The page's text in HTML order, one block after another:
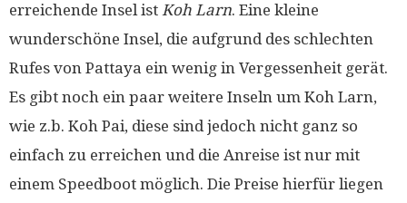
erreichende Insel ist Koh Larn. Eine kleine
wunderschöne Insel, die aufgrund des schlechten
Rufes von Pattaya ein wenig in Vergessenheit gerät.
Es gibt noch ein paar weitere Inseln um Koh Larn,
wie z.b. Koh Pai, diese sind jedoch nicht ganz so
einfach zu erreichen und die Anreise ist nur mit
einem Speedboot möglich. Die Preise hierfür liegen